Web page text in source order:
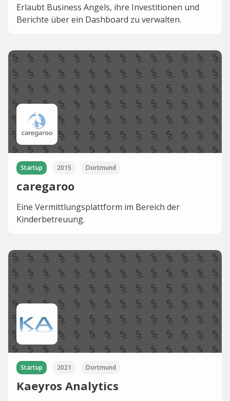
Erlaubt Business Angels, ihre Investitionen und
Berichte über ein Dashboard zu verwalten.
Startup 2015 Dortmund
caregaroo
Eine Vermittlungsplattform im Bereich der
Kinderbetreuung.
Startup 2021 Dortmund
Kaeyros Analytics